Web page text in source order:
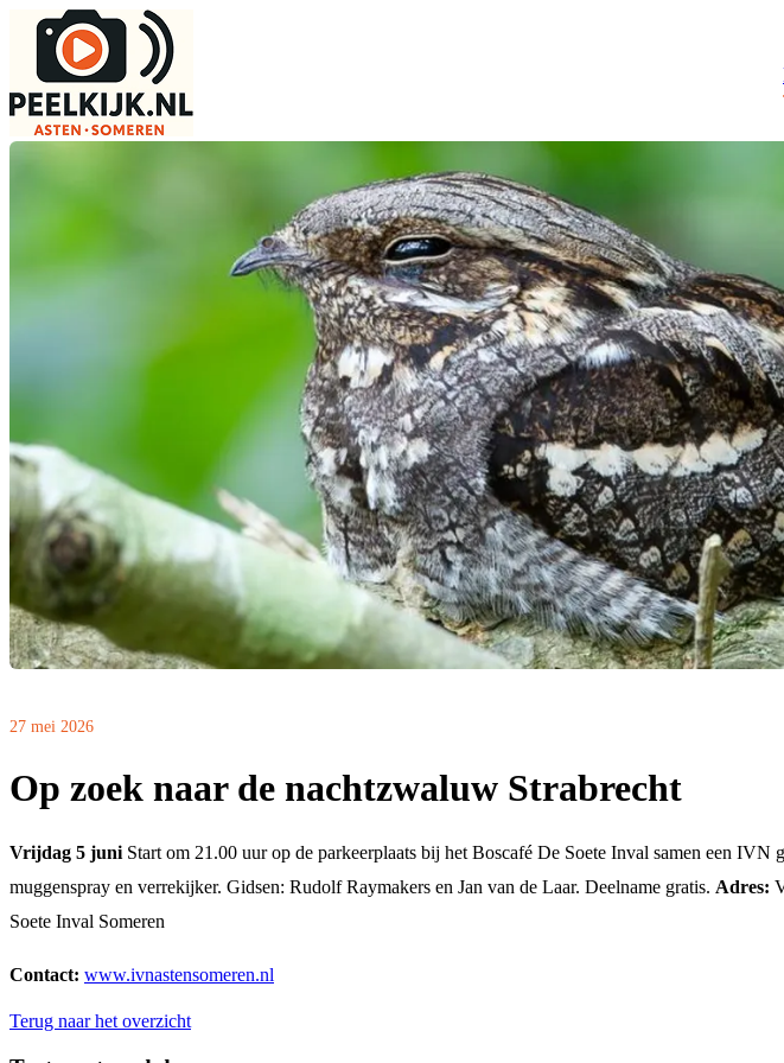
27 mei 2026
Op zoek naar de nachtzwaluw Strabrecht
Vrijdag 5 juni Start om 21.00 uur op de parkeerplaats bij het Boscafé De Soete Inval samen een IVN
muggenspray en verrekijker. Gidsen: Rudolf Raymakers en Jan van de Laar. Deelname gratis. Adres:
Soete Inval Someren
Contact: www.ivnastensomeren.nl
Terug naar het overzicht